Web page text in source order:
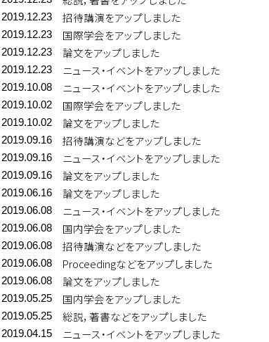
2019.12.23 招待講演をアップしました
2019.12.23 国際学会をアップしました
2019.12.23 論文をアップしました
2019.12.23 ニュース・イベントをアップしました
2019.10.08 ニュース・イベントをアップしました
2019.10.02 国際学会をアップしました
2019.10.02 論文をアップしました
2019.09.16 招待講演などをアップしました
2019.09.16 ニュース・イベントをアップしました
2019.09.16 論文をアップしました
2019.06.16 論文をアップしました
2019.06.08 ニュース・イベントをアップしました
2019.06.08 国内学会をアップしました
2019.06.08 招待講演などをアップしました
2019.06.08 Proceedingなどをアップしました
2019.06.08 論文をアップしました
2019.05.25 国内学会をアップしました
2019.05.25 総説，著書などをアップしました
2019.04.15 ニュース・イベントをアップしました